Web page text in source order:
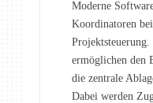
Moderne
Koordinatoren
ermöglichen den
die zentrale
Dabei werden